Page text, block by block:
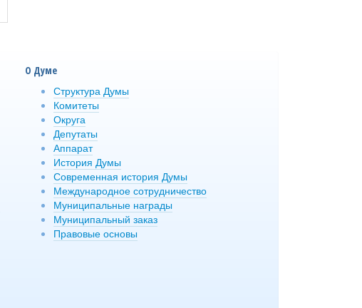
О Думе
Структура Думы
Комитеты
Округа
Депутаты
Аппарат
История Думы
Современная история Думы
Международное сотрудничество
Муниципальные награды
Муниципальный заказ
Правовые основы